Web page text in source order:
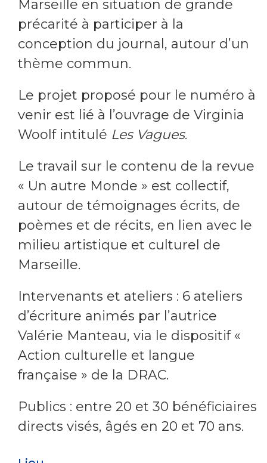
Marseille en situation de grande
précarité à participer à la
conception du journal, autour d’un
thème commun.
Le projet proposé pour le numéro à
venir est lié à l’ouvrage de Virginia
Woolf intitulé Les Vagues.
Le travail sur le contenu de la revue
« Un autre Monde » est collectif,
autour de témoignages écrits, de
poèmes et de récits, en lien avec le
milieu artistique et culturel de
Marseille.
Intervenants et ateliers : 6 ateliers
d’écriture animés par l’autrice
Valérie Manteau, via le dispositif «
Action culturelle et langue
française » de la DRAC.
Publics : entre 20 et 30 bénéficiaires
directs visés, âgés en 20 et 70 ans.